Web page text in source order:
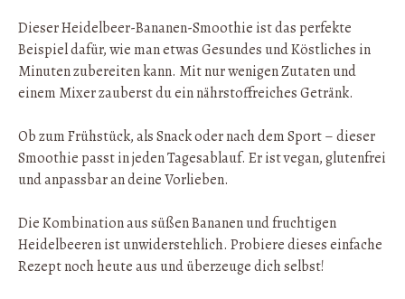
Dieser Heidelbeer-Bananen-Smoothie ist das perfekte
Beispiel dafür, wie man etwas Gesundes und Köstliches in
Minuten zubereiten kann. Mit nur wenigen Zutaten und
einem Mixer zauberst du ein nährstoffreiches Getränk.
Ob zum Frühstück, als Snack oder nach dem Sport – dieser
Smoothie passt in jeden Tagesablauf. Er ist vegan, glutenfrei
und anpassbar an deine Vorlieben.
Die Kombination aus süßen Bananen und fruchtigen
Heidelbeeren ist unwiderstehlich. Probiere dieses einfache
Rezept noch heute aus und überzeuge dich selbst!